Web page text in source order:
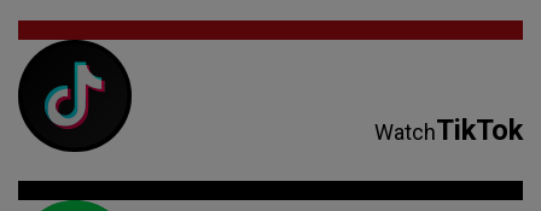
WatchTikTok